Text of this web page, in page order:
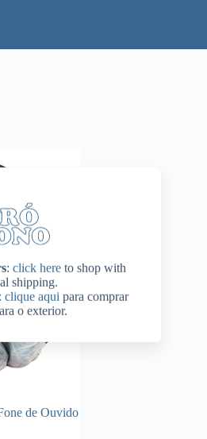
: click here to shop with
shipping.
clique aqui para comprar
o exterior.
de Ouvido